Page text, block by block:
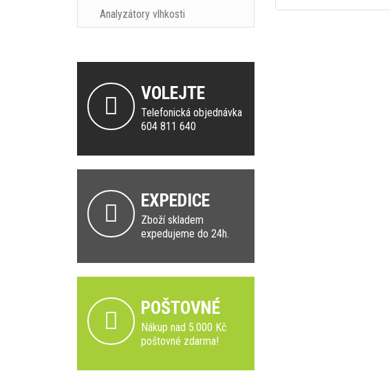
Analyzátory vlhkosti
VOLEJTE
Telefonická objednávka
604 811 640
EXPEDICE
Zboží skladem
expedujeme do 24h.
POŠTOVNÉ
Nákup nad 5.000 Kč
poštovné zdarma!